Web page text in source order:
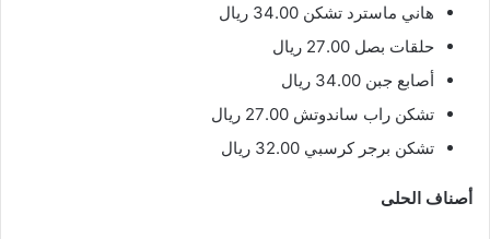
هاني ماسترد تشكن 34.00 ريال
حلقات بصل 27.00 ريال
أصابع جبن 34.00 ريال
تشكن راب ساندوتش 27.00 ريال
تشكن برجر كرسبي 32.00 ريال
أصناف الحلى